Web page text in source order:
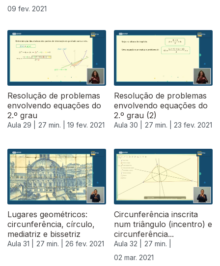
09 fev. 2021
Resolução de problemas
envolvendo equações do
2.º grau
Aula 29 | 27 min. | 19 fev. 2021
Resolução de problemas
envolvendo equações do
2.º grau (2)
Aula 30 | 27 min. | 23 fev. 2021
Lugares geométricos:
circunferência, círculo,
mediatriz e bissetriz
Aula 31 | 27 min. | 26 fev. 2021
Circunferência inscrita
num triângulo (incentro) e
circunferência...
Aula 32 |
27 min. |
02 mar. 2021